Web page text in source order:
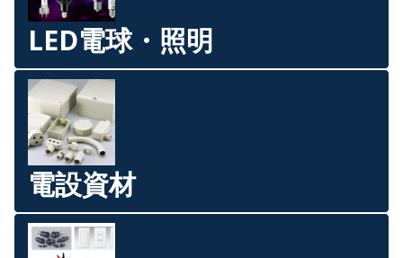
LED電球・照明
電設資材